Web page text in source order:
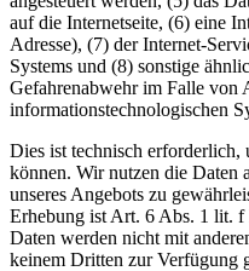
auf die Internetseite, (6) eine
Adresse), (7) der Internet-
Systems und (8) sonstige
Gefahrenabwehr im Falle von
informationstechnologischen
Dies ist technisch erforderlich,
können. Wir nutzen die Daten
unseres Angebots zu
Erhebung ist Art. 6 Abs. 1 lit.
Daten werden nicht mit
keinem Dritten zur Verfügung